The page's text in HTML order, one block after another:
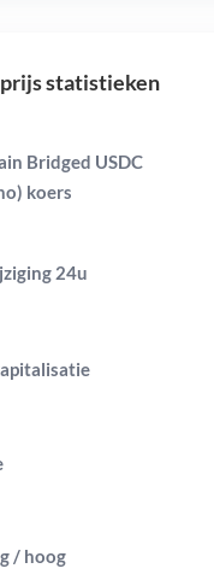
prijs statistieken
Bridged USDC
koers
24u
/ hoog